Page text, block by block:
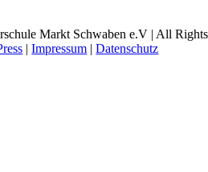
Markt Schwaben e.V | All Rights
|Impressum |Datenschutz